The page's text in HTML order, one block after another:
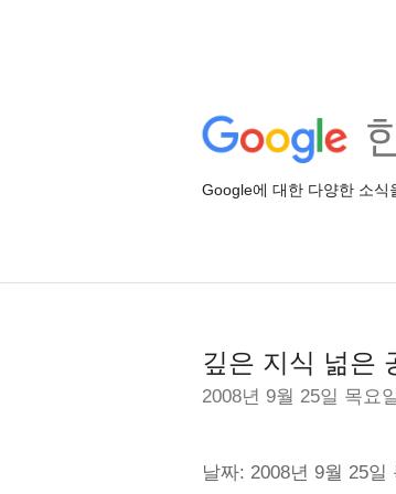
Google에 대한 다양한 소식
깊은 지식 넒은
2008년 9월 25일 목요일
날짜: 2008년 9월 25일